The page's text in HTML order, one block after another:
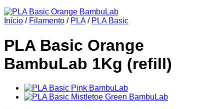
Início / Filamento / PLA / PLA Basic
PLA Basic Orange
BambuLab 1Kg (refill)